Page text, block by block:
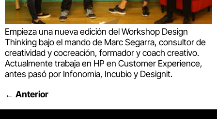
Empieza una nueva edición del Workshop Design
Thinking bajo el mando de Marc Segarra, consultor de
creatividad y cocreación, formador y coach creativo.
Actualmente trabaja en HP en Customer Experience,
antes pasó por Infonomia, Incubio y Designit.
← Anterior